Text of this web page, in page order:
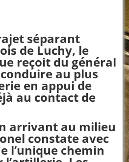
séparant
de Luchy, le
reçoit du général
au plus
en appui de
au contact de
arrivant au milieu
constate avec
l’unique chemin